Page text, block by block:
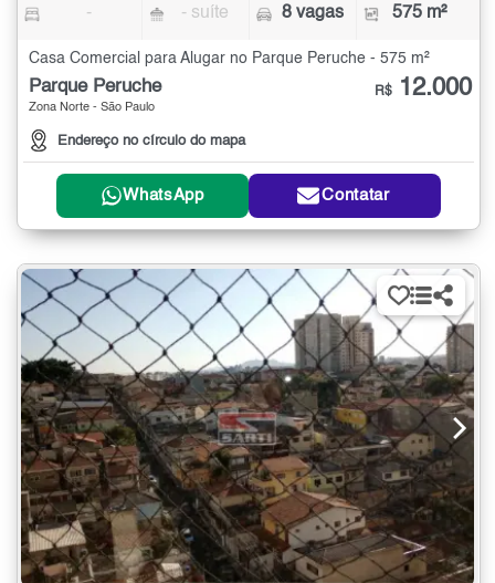
- - suíte 8 vagas 575 m²
Casa Comercial para Alugar no Parque Peruche - 575 m²
Parque Peruche
Zona Norte - São Paulo
Endereço no círculo do mapa
R$ 12.000
WhatsApp Contatar